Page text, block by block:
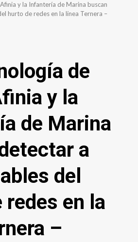
y la Infantería de Marina buscan
hurto de redes en la línea Ternera –
de
y la
de Marina
a
del
redes en la
–